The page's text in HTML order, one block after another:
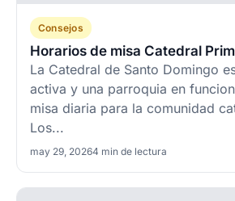
Consejos
Horarios de misa Catedral
La Catedral de Santo Domingo
activa y una parroquia en
misa diaria para la comunidad
Los...
may 29, 20264 min de lectura